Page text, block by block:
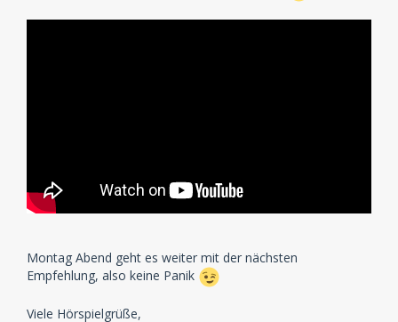
Montag Abend geht es weiter mit der nächsten
Empfehlung, also keine Panik
Viele Hörspielgrüße,